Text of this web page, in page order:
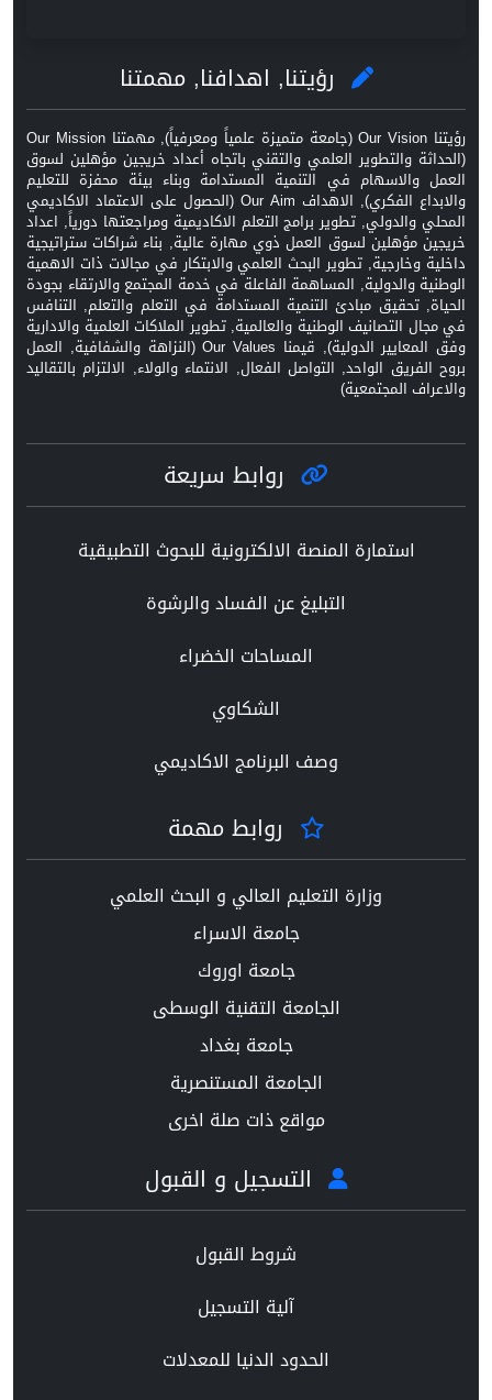
رؤيتنا, اهدافنا, مهمتنا
رؤيتنا Our Vision (جامعة متميزة علمياً ومعرفياً), مهمتنا Our Mission
(الحداثة والتطوير العلمي والتقني باتجاه أعداد خريجين مؤهلين لسوق
العمل والاسهام في التنمية المستدامة وبناء بيئة محفزة للتعليم
والابداع الفكري), الاهداف Our Aim (الحصول على الاعتماد الاكاديمي
المحلي والدولي, تطوير برامج التعلم الاكاديمية ومراجعتها دورياً, اعداد
خريجين مؤهلين لسوق العمل ذوي مهارة عالية, بناء شراكات ستراتيجية
داخلية وخارجية, تطوير البحث العلمي والابتكار في مجالات ذات الاهمية
الوطنية والدولية, المساهمة الفاعلة في خدمة المجتمع والارتقاء بجودة
الحياة, تحقيق مبادئ التنمية المستدامة في التعلم والتعلم, التنافس
في مجال التصانيف الوطنية والعالمية, تطوير الملاكات العلمية والادارية
وفق المعايير الدولية), قيمنا Our Values (النزاهة والشفافية, العمل
بروح الفريق الواحد, التواصل الفعال, الانتماء والولاء, الالتزام بالتقاليد
والاعراف المجتمعية)
روابط سريعة
استمارة المنصة الالكترونية للبحوث التطبيقية
التبليغ عن الفساد والرشوة
المساحات الخضراء
الشكاوي
وصف البرنامج الاكاديمي
روابط مهمة
وزارة التعليم العالي و البحث العلمي
جامعة الاسراء
جامعة اوروك
الجامعة التقنية الوسطى
جامعة بغداد
الجامعة المستنصرية
مواقع ذات صلة اخرى
التسجيل و القبول
شروط القبول
آلية التسجيل
الحدود الدنيا للمعدلات